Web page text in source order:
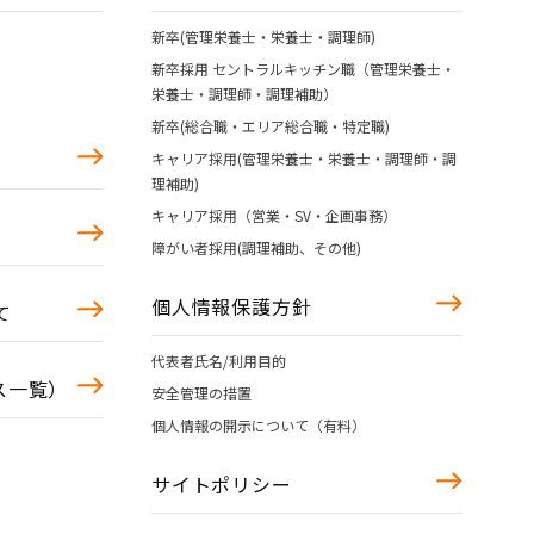
覧）
新卒(管理栄養士・栄養士・調理師)
新卒採用 セントラルキッチン職（管理栄養士・
栄養士・調理師・調理補助）
新卒(総合職・エリア総合職・特定職)
キャリア採用(管理栄養士・栄養士・調理師・調
理補助)
キャリア採用（営業・SV・企画事務）
障がい者採用(調理補助、その他)
個人情報保護方針
代表者氏名/利用目的
安全管理の措置
個人情報の開示について（有料）
サイトポリシー